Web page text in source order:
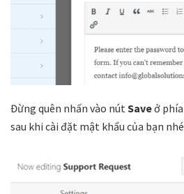
Đừng quên nhấn vào nútSaveở
sau khi cài đặt mật khẩu của bạn